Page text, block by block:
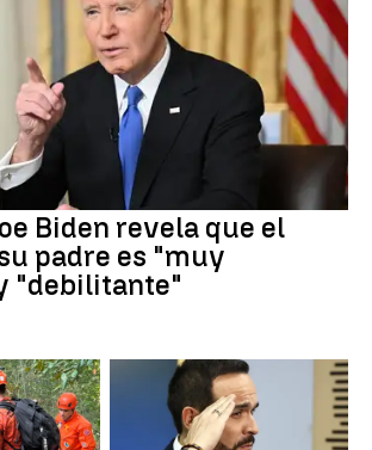
Biden revela que el
padre es "muy
"debilitante"